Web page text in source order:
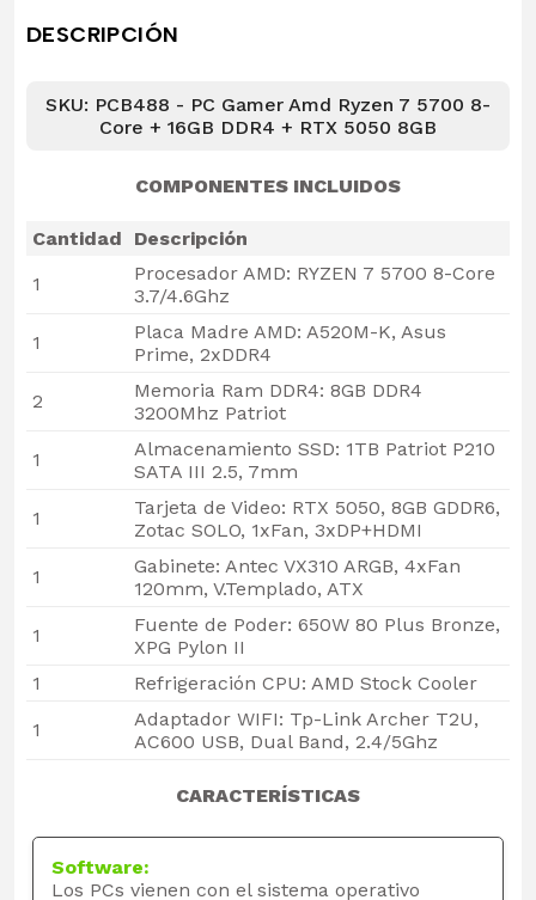
DESCRIPCIÓN
SKU: PCB488 - PC Gamer Amd Ryzen 7 5700 8-
Core + 16GB DDR4 + RTX 5050 8GB
COMPONENTES INCLUIDOS
Cantidad
Descripción
1
Procesador AMD: RYZEN 7 5700 8-Core
3.7/4.6Ghz
1
Placa Madre AMD: A520M-K, Asus
Prime, 2xDDR4
2
Memoria Ram DDR4: 8GB DDR4
3200Mhz Patriot
1
Almacenamiento SSD: 1TB Patriot P210
SATA III 2.5, 7mm
1
Tarjeta de Video: RTX 5050, 8GB GDDR6,
Zotac SOLO, 1xFan, 3xDP+HDMI
1
Gabinete: Antec VX310 ARGB, 4xFan
120mm, V.Templado, ATX
1
Fuente de Poder: 650W 80 Plus Bronze,
XPG Pylon II
1
Refrigeración CPU: AMD Stock Cooler
1
Adaptador WIFI: Tp-Link Archer T2U,
AC600 USB, Dual Band, 2.4/5Ghz
CARACTERÍSTICAS
Software:
Los PCs vienen con el sistema operativo